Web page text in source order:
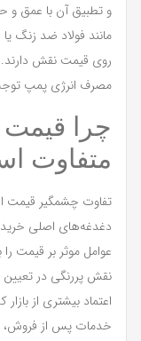
و تطبیق آن با عمق و
مانند فولاد ضد زنگ
روی قیمت نقش دارند.
مصرف انرژی پمپ توجه
چرا قیمت
متفاوت
تفاوت چشمگیر قیمت
دغدغه‌های اصلی
عوامل موثر بر قیمت
نقش پررنگی در تعیین
اعتماد بیشتری از
خدمات پس از فروش،